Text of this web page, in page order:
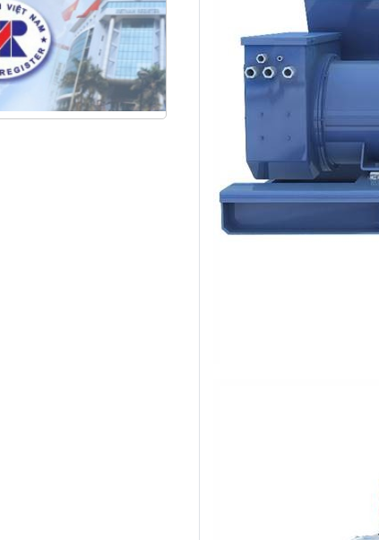
& kỷ niệm 15 năm phát
Công nghiệp nặng Sơn
Hội nghị đối tác
tại Jakarta